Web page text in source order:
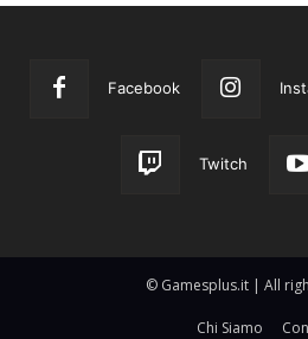
Facebook
Twitch
© Gamesplus.it | All
Chi Siamo